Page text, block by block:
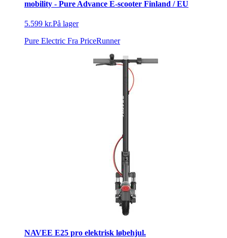
mobility - Pure Advance E-scooter Finland / EU
5.599 kr.På lager
Pure Electric Fra PriceRunner
NAVEE E25 pro elektrisk løbehjul.